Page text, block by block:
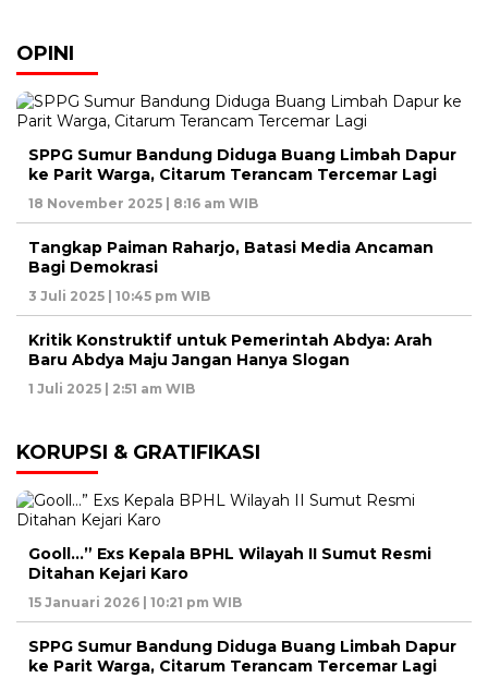
OPINI
SPPG Sumur Bandung Diduga Buang Limbah Dapur
ke Parit Warga, Citarum Terancam Tercemar Lagi
18 November 2025 | 8:16 am WIB
Tangkap Paiman Raharjo, Batasi Media Ancaman
Bagi Demokrasi
3 Juli 2025 | 10:45 pm WIB
Kritik Konstruktif untuk Pemerintah Abdya: Arah
Baru Abdya Maju Jangan Hanya Slogan
1 Juli 2025 | 2:51 am WIB
KORUPSI & GRATIFIKASI
Gooll…” Exs Kepala BPHL Wilayah II Sumut Resmi
Ditahan Kejari Karo
15 Januari 2026 | 10:21 pm WIB
SPPG Sumur Bandung Diduga Buang Limbah Dapur
ke Parit Warga, Citarum Terancam Tercemar Lagi